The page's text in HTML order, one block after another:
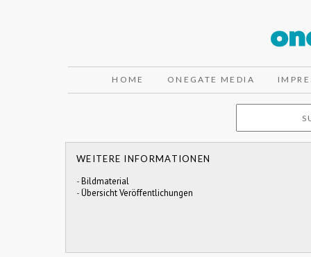
HOME ONEGATE MEDIA
WEITERE INFORMATIONEN
-Bildmaterial
-Übersicht Veröffentlichungen